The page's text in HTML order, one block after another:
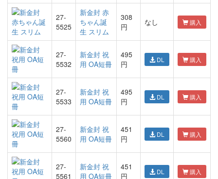
27-
5525
新金封 赤
ちゃん誕
生 スリム
308
円
なし 購入
27-
5532
新金封 祝
用 OA短冊
495
円
DL 購入
27-
5533
新金封 祝
用 OA短冊
495
円
DL 購入
27-
5560
新金封 祝
用 OA短冊
451
円
DL 購入
27-
5561
新金封 祝
用 OA短冊
451
円
DL 購入